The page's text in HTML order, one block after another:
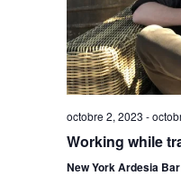
octobre 2, 2023 -
Working while
New York Ardesia Bar